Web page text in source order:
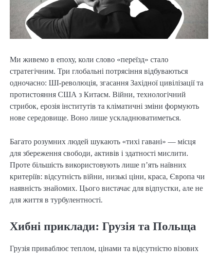
Ми живемо в епоху, коли слово «переїзд» стало
стратегічним. Три глобальні потрясіння відбуваються
одночасно: ШІ-революція, згасання Західної цивілізації та
протистояння США з Китаєм. Війни, технологічний
стрибок, ерозія інститутів та кліматичні зміни формують
нове середовище. Воно лише ускладнюватиметься.
Багато розумних людей шукають «тихі гавані» — місця
для збереження свободи, активів і здатності мислити.
Проте більшість використовують лише п’ять наївних
критеріїв: відсутність війни, низькі ціни, краса, Європа чи
наявність знайомих. Цього вистачає для відпустки, але не
для життя в турбулентності.
Хибні приклади: Грузія та Польща
Грузія приваблює теплом, цінами та відсутністю візових